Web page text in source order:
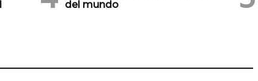
del mundo